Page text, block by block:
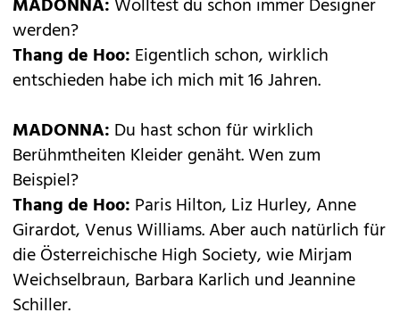
MADONNA: Wolltest du schon immer Designer
werden?
Thang de Hoo: Eigentlich schon, wirklich
entschieden habe ich mich mit 16 Jahren.
MADONNA: Du hast schon für wirklich
Berühmtheiten Kleider genäht. Wen zum
Beispiel?
Thang de Hoo: Paris Hilton, Liz Hurley, Anne
Girardot, Venus Williams. Aber auch natürlich für
die Österreichische High Society, wie Mirjam
Weichselbraun, Barbara Karlich und Jeannine
Schiller.